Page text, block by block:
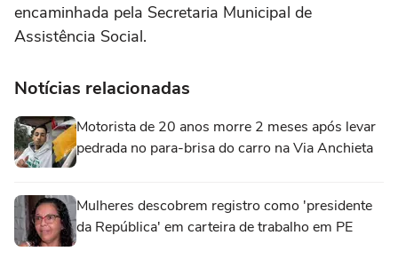
encaminhada pela Secretaria Municipal de
Assistência Social.
Notícias relacionadas
Motorista de 20 anos morre 2 meses após levar
pedrada no para-brisa do carro na Via Anchieta
Mulheres descobrem registro como 'presidente
da República' em carteira de trabalho em PE